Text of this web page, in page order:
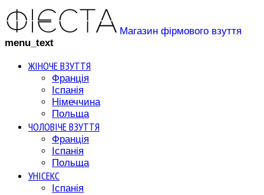
Магазин фірмового взуття
menu_text
ЖІНОЧЕ ВЗУТТЯ
Франція
Іспанія
Німеччина
Польща
ЧОЛОВІЧЕ ВЗУТТЯ
Франція
Іспанія
Польща
УНІСЕКС
Іспанія